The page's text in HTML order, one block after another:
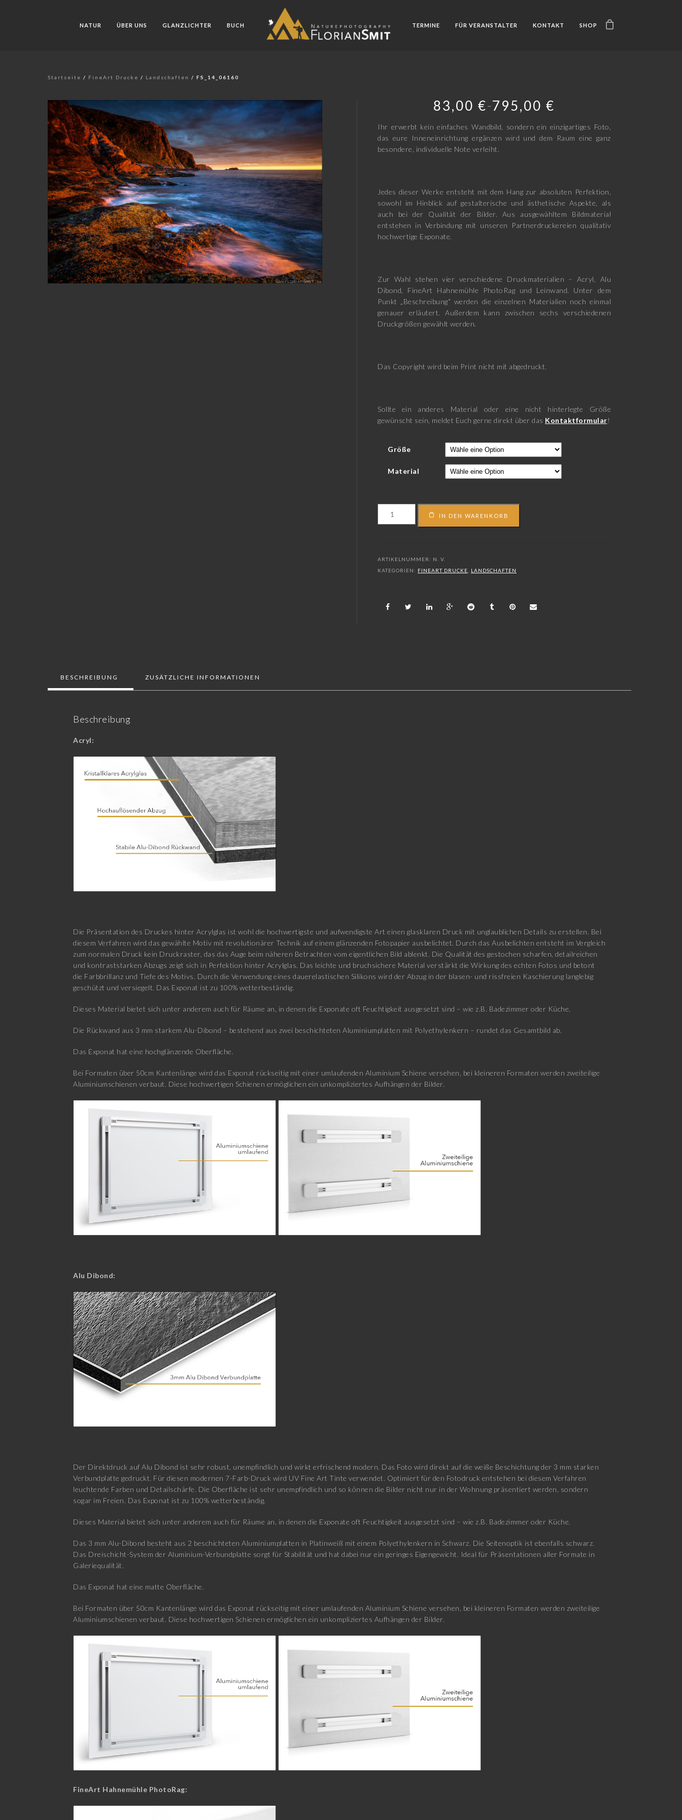
NATUR ÜBER UNS GLANZLICHTER BUCH TERMINE FÜR VERANSTALTER KONTAKT SHOP
Startseite / FineArt Drucke / Landschaften / FS_14_06160
83,00€ –795,00 €
Ihr erwerbt kein einfaches Wandbild, sondern ein einzigartiges Foto,
das eure Inneneinrichtung ergänzen wird und dem Raum eine ganz
besondere, individuelle Note verleiht.
Jedes dieser Werke entsteht mit dem Hang zur absoluten Perfektion,
sowohl im Hinblick auf gestalterische und ästhetische Aspekte, als
auch bei der Qualität der Bilder. Aus ausgewähltem Bildmaterial
entstehen in Verbindung mit unseren Partnerdruckereien qualitativ
hochwertige Exponate.
Zur Wahl stehen vier verschiedene Druckmaterialien – Acryl, Alu
Dibond, FineArt Hahnemühle PhotoRag und Leinwand. Unter dem
Punkt „Beschreibung“ werden die einzelnen Materialien noch einmal
genauer erläutert. Außerdem kann zwischen sechs verschiedenen
Druckgrößen gewählt werden.
Das Copyright wird beim Print nicht mit abgedruckt.
Sollte ein anderes Material oder eine nicht hinterlegte Größe
gewünscht sein, meldet Euch gerne direkt über das Kontaktformular!
Größe
Material
Menge
IN DEN WARENKORB
ARTIKELNUMMER: N. V.
KATEGORIEN: FINEART DRUCKE LANDSCHAFTEN
BESCHREIBUNG ZUSÄTZLICHE INFORMATIONEN
Beschreibung
Acryl:
Die Präsentation des Druckes hinter Acrylglas ist wohl die hochwertigste und aufwendigste Art einen glasklaren Druck mit unglaublichen Details zu erstellen. Bei
diesem Verfahren wird das gewählte Motiv mit revolutionärer Technik auf einem glänzenden Fotopapier ausbelichtet. Durch das Ausbelichten entsteht im Vergleich
zum normalen Druck kein Druckraster, das das Auge beim näheren Betrachten vom eigentlichen Bild ablenkt. Die Qualität des gestochen scharfen, detailreichen
und kontraststarken Abzugs zeigt sich in Perfektion hinter Acrylglas. Das leichte und bruchsichere Material verstärkt die Wirkung des echten Fotos und betont
die Farbbrillanz und Tiefe des Motivs. Durch die Verwendung eines dauerelastischen Silikons wird der Abzug in der blasen- und rissfreien Kaschierung langlebig
geschützt und versiegelt. Das Exponat ist zu 100% wetterbeständig.
Dieses Material bietet sich unter anderem auch für Räume an, in denen die Exponate oft Feuchtigkeit ausgesetzt sind – wie z.B. Badezimmer oder Küche.
Die Rückwand aus 3 mm starkem Alu-Dibond – bestehend aus zwei beschichteten Aluminiumplatten mit Polyethylenkern – rundet das Gesamtbild ab.
Das Exponat hat eine hochglänzende Oberfläche.
Bei Formaten über 50cm Kantenlänge wird das Exponat rückseitig mit einer umlaufenden Aluminium Schiene versehen, bei kleineren Formaten werden zweiteilige
Aluminiumschienen verbaut. Diese hochwertigen Schienen ermöglichen ein unkompliziertes Aufhängen der Bilder.
Alu Dibond:
Der Direktdruck auf Alu Dibond ist sehr robust, unempfindlich und wirkt erfrischend modern. Das Foto wird direkt auf die weiße Beschichtung der 3 mm starken
Verbundplatte gedruckt. Für diesen modernen 7-Farb-Druck wird UV Fine Art Tinte verwendet. Optimiert für den Fotodruck entstehen bei diesem Verfahren
leuchtende Farben und Detailschärfe. Die Oberfläche ist sehr unempfindlich und so können die Bilder nicht nur in der Wohnung präsentiert werden, sondern
sogar im Freien. Das Exponat ist zu 100% wetterbeständig.
Dieses Material bietet sich unter anderem auch für Räume an, in denen die Exponate oft Feuchtigkeit ausgesetzt sind – wie z.B. Badezimmer oder Küche.
Das 3 mm Alu-Dibond besteht aus 2 beschichteten Aluminiumplatten in Platinweiß mit einem Polyethylenkern in Schwarz. Die Seitenoptik ist ebenfalls schwarz.
Das Dreischicht-System der Aluminium-Verbundplatte sorgt für Stabilität und hat dabei nur ein geringes Eigengewicht. Ideal für Präsentationen aller Formate in
Galeriequalität.
Das Exponat hat eine matte Oberfläche.
Bei Formaten über 50cm Kantenlänge wird das Exponat rückseitig mit einer umlaufenden Aluminium Schiene versehen, bei kleineren Formaten werden zweiteilige
Aluminiumschienen verbaut. Diese hochwertigen Schienen ermöglichen ein unkompliziertes Aufhängen der Bilder.
FineArt Hahnemühle PhotoRag: